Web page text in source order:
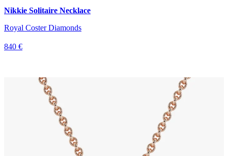
Nikkie Solitaire Necklace
Royal Coster Diamonds
840 €